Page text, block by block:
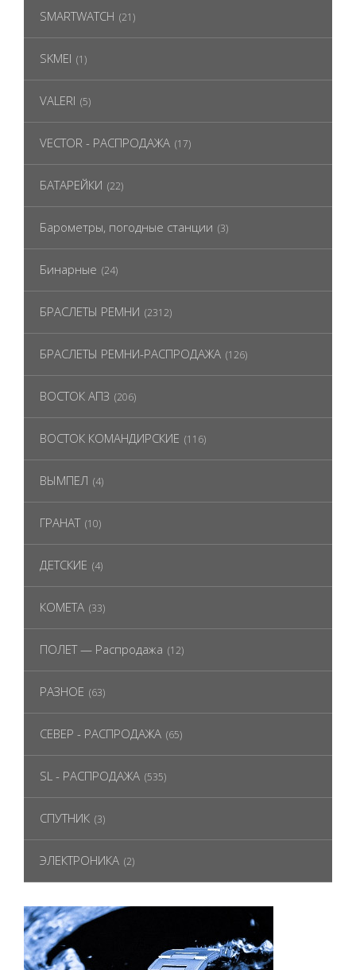
SMARTWATCH (21)
SKMEI (1)
VALERI (5)
VECTOR - РАСПРОДАЖА (17)
БАТАРЕЙКИ (22)
Барометры, погодные станции (3)
Бинарные (24)
БРАСЛЕТЫ РЕМНИ (2312)
БРАСЛЕТЫ РЕМНИ-РАСПРОДАЖА (126)
ВОСТОК АПЗ (206)
ВОСТОК КОМАНДИРСКИЕ (116)
ВЫМПЕЛ (4)
ГРАНАТ (10)
ДЕТСКИЕ (4)
КОМЕТА (33)
ПОЛЕТ — Распродажа (12)
РАЗНОЕ (63)
СЕВЕР - РАСПРОДАЖА (65)
SL - РАСПРОДАЖА (535)
СПУТНИК (3)
ЭЛЕКТРОНИКА (2)